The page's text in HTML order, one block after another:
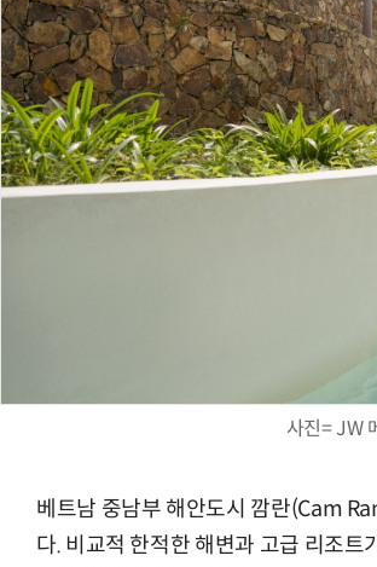
사진= JW
베트남 중남부 해안도시 깜란(Cam
다. 비교적 한적한 해변과 고급 리조